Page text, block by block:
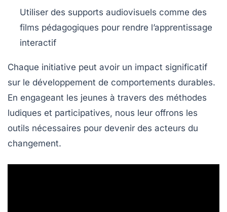
Utiliser des supports audiovisuels comme des
films pédagogiques pour rendre l’apprentissage
interactif
Chaque initiative peut avoir un impact significatif
sur le développement de comportements durables.
En engageant les jeunes à travers des méthodes
ludiques et participatives, nous leur offrons les
outils nécessaires pour devenir des acteurs du
changement.